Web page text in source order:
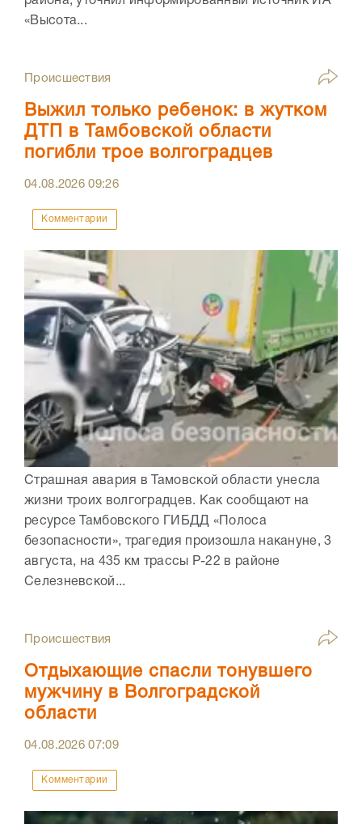
«Высота...
Происшествия
Выжил только ребенок: в жутком
ДТП в Тамбовской области
погибли трое волгоградцев
04.08.202609:26
Комментарии
Страшная авария в Тамовской области унесла
жизни троих волгоградцев. Как сообщают на
ресурсе Тамбовского ГИБДД «Полоса
безопасности», трагедия произошла накануне, 3
августа, на 435 км трассы Р-22 в районе
Селезневской...
Происшествия
Отдыхающие спасли тонувшего
мужчину в Волгоградской
области
04.08.202607:09
Комментарии